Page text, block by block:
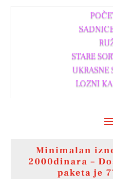
STARE
UKRASNE
LOZNI
Minimalan
2000dinara –
paketa je